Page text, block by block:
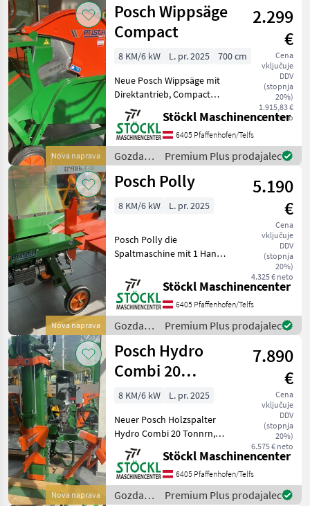
Nova naprava
Posch Wippsäge
Compact
2.299
€
Cena
vključuje
DDV
(stopnja
20%)
1.915,83 €
neto
8 KM/6 kW L. pr. 2025
700 cm
Neue Posch Wippsäge mit
Direktantrieb, Compact
Plus. 5.5 Kw Motor, 400 v,
700 cm Blatt. Neu
Lagergerät Krožna žaga, E-
motor, : Krožna žaga
Gozdarska in lesarska
mehan
Stöckl Maschinencenter
6405 Pfaffenhofen/Telfs
Gozdarska
in
lesarska
/ Posch
Premium Plus prodajalec
Nova naprava
Posch Polly
5.190
€
Cena
vključuje
DDV
(stopnja
20%)
4.325 € neto
8 KM/6 kW L. pr. 2025
Posch Polly die
Spaltmaschine mit 1 Hand
Autospeed Funktion wählt
das Gerät automatisch die
optimale
Vorlaufgeschwindigkeit. Die
Klappe schließen
Stöckl Maschinencenter
6405 Pfaffenhofen/Telfs
Gozdarska
in
lesarska
mehanizacija
/ Posch
Premium Plus prodajalec
Nova naprava
Posch Hydro
Combi 20
Tonnen
7.890
€
Cena
vključuje
DDV
(stopnja
20%)
6.575 € neto
8 KM/6 kW
L. pr. 2025
Neuer Posch Holzspalter
Hydro Combi 20 Tonnrn,
mit Zapfwellen und Elektro
Antrieb 400 v, Max.
Scheitellänge 110 cm,
Fixomatik System, 2
Geschwindigkeiten. Neu
Stöckl Maschinencenter
6405 Pfaffenhofen/Telfs
Gozdarska Premium Plus prodajalec